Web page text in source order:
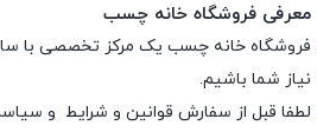
معرفی فروشگاه خانه چسب
فروشگاه خانه چسب یک مرکز تخصصی با
نیاز شما باشیم.
لطفا قبل از سفارش قوانین و شرایط و